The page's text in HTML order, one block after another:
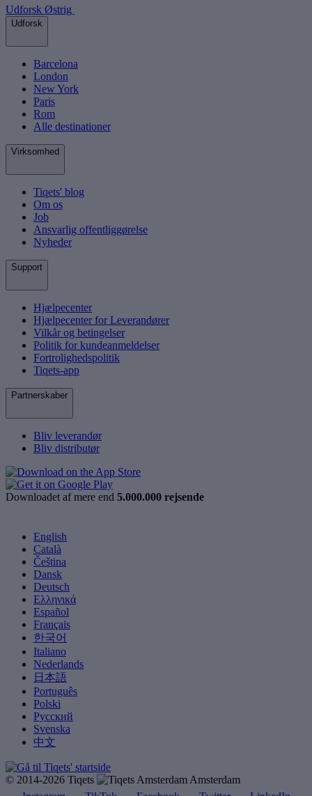
Udforsk Østrig
Udforsk
Barcelona
London
New York
Paris
Rom
Alle destinationer
Virksomhed
Tiqets' blog
Om os
Job
Ansvarlig offentliggørelse
Nyheder
Support
Hjælpecenter
Hjælpecenter for Leverandører
Vilkår og betingelser
Politik for kundeanmeldelser
Fortrolighedspolitik
Tiqets-app
Partnerskaber
Bliv leverandør
Bliv distributør
Downloadet af mere end 5.000.000 rejsende
English
Català
Čeština
Dansk
Deutsch
Ελληνικά
Español
Français
한국어
Italiano
Nederlands
日本語
Português
Polski
Русский
Svenska
中文
© 2014-2026 Tiqets
Amsterdam